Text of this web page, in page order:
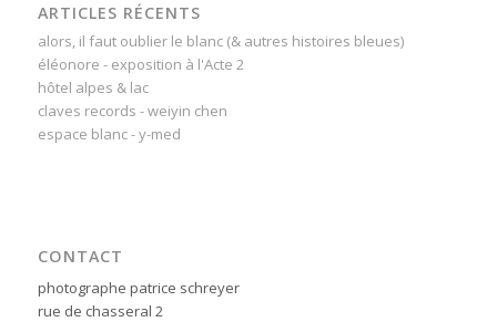
ARTICLES RÉCENTS
alors, il faut oublier le blanc (& autres histoires bleues)
éléonore - exposition à l'Acte 2
hôtel alpes & lac
claves records - weiyin chen
espace blanc - y-med
CONTACT
photographe patrice schreyer
rue de chasseral 2